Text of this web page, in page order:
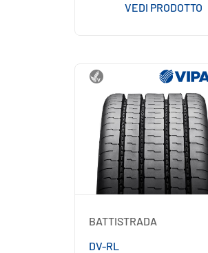
VEDI PRODOTTO
BATTISTRADA
DV-RL